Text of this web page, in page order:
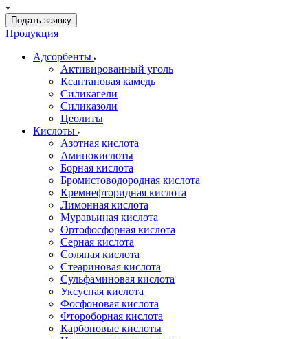
Подать заявку
Продукция
Адсорбенты
Активированный уголь
Ксантановая камедь
Силикагели
Силиказоли
Цеолиты
Кислоты
Азотная кислота
Аминокислоты
Борная кислота
Бромистоводородная кислота
Кремнефторидная кислота
Лимонная кислота
Муравьиная кислота
Ортофосфорная кислота
Серная кислота
Соляная кислота
Стеариновая кислота
Сульфаминовая кислота
Уксусная кислота
Фосфоновая кислота
Фтороборная кислота
Карбоновые кислоты